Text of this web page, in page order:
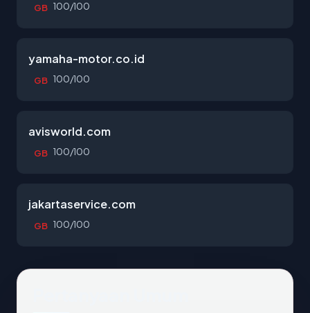
GB 100/100
yamaha-motor.co.id
GB 100/100
avisworld.com
GB 100/100
jakartaservice.com
GB 100/100